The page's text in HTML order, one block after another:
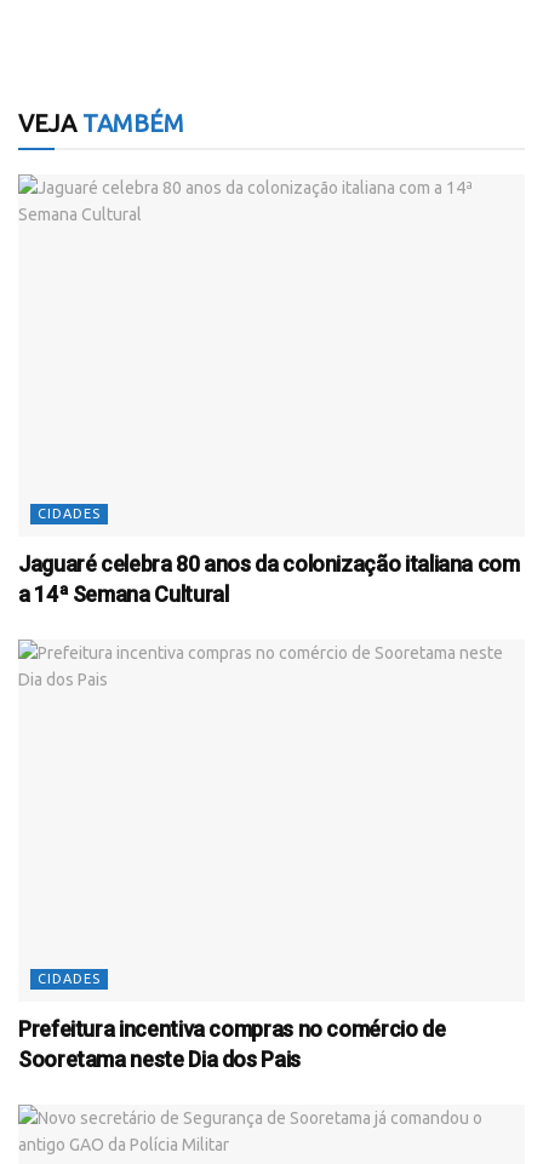
VEJATAMBÉM
CIDADES
Jaguaré celebra 80 anos da colonização italiana com
a 14ª Semana Cultural
CIDADES
Prefeitura incentiva compras no comércio de
Sooretama neste Dia dos Pais